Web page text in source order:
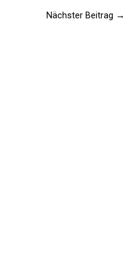
Nächster Beitrag →